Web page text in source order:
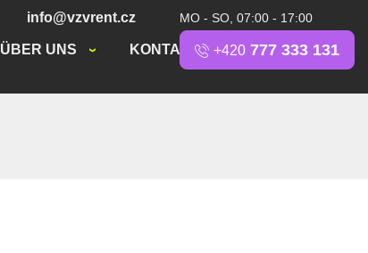
ÜBER UNS KONTAKT
info@vzvrent.cz MO - SO, 07:00 - 17:00
+420 777 333 131